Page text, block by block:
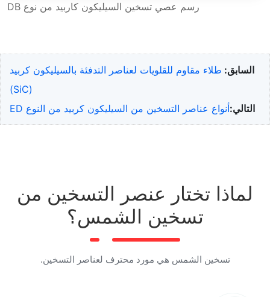
رسم عصي تسخين السيليكون كاربيد من نوع DB
السابق: طلاء مقاوم للقلويات لعناصر التدفئة بالسيليكون كربيد
(SiC)
التالي:أنواع عناصر التسخين من السيليكون كربيد من النوع ED
لماذا تختار عنصر التسخين من
تسخين الشمس؟
تسخين الشمس هي مورد محترف لعناصر التسخين.